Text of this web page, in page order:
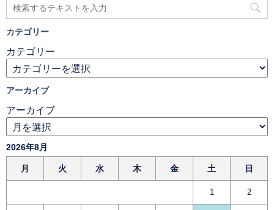
カテゴリー
カテゴリー
アーカイブ
アーカイブ
2026年8月
月 火 水 木 金 土 日
1 2